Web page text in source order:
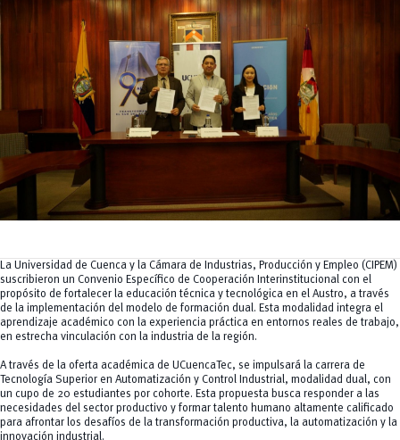
y Agropecuarias
Posgrados
Radio Universitaria
Sostenibilidad
Vinculación
La Universidad de Cuenca y la Cámara de Industrias, Producción y Empleo (CIPEM)
suscribieron un Convenio Específico de Cooperación Interinstitucional con el
propósito de fortalecer la educación técnica y tecnológica en el Austro, a través
de la implementación del modelo de formación dual. Esta modalidad integra el
aprendizaje académico con la experiencia práctica en entornos reales de trabajo,
en estrecha vinculación con la industria de la región.
A través de la oferta académica de UCuencaTec, se impulsará la carrera de
Tecnología Superior en Automatización y Control Industrial, modalidad dual, con
un cupo de 20 estudiantes por cohorte. Esta propuesta busca responder a las
necesidades del sector productivo y formar talento humano altamente calificado
para afrontar los desafíos de la transformación productiva, la automatización y la
innovación industrial.